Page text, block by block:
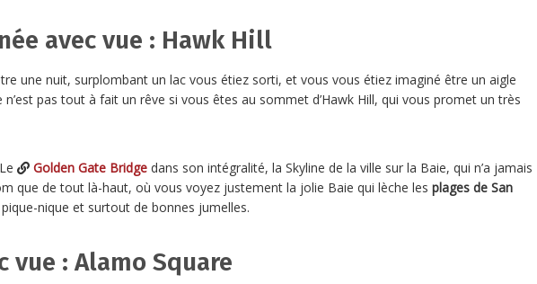
avec vue : Hawk Hill
une nuit, surplombant un lac vous étiez sorti, et vous vous étiez imaginé être un aigle
pas tout à fait un rêve si vous êtes au sommet d’Hawk Hill, qui vous promet un très
Golden Gate Bridge dans son intégralité, la Skyline de la ville sur la Baie, qui n’a jamais
que de tout là-haut, où vous voyez justement la jolie Baie qui lèche les plages de San
nique et surtout de bonnes jumelles.
vue : Alamo Square